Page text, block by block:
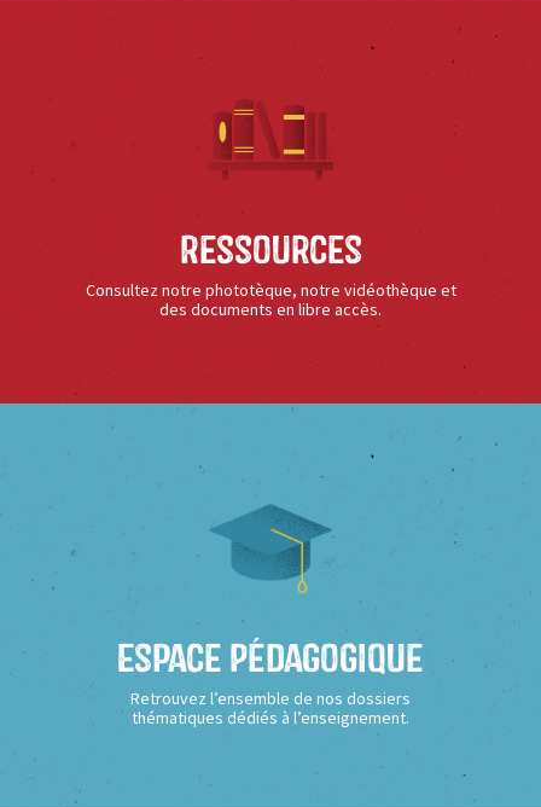
Ressources
Consultez notre phototèque, notre vidéothèque et
des documents en libre accès.
Espace Pédagogique
Retrouvez l’ensemble de nos dossiers
thématiques dédiés à l’enseignement.